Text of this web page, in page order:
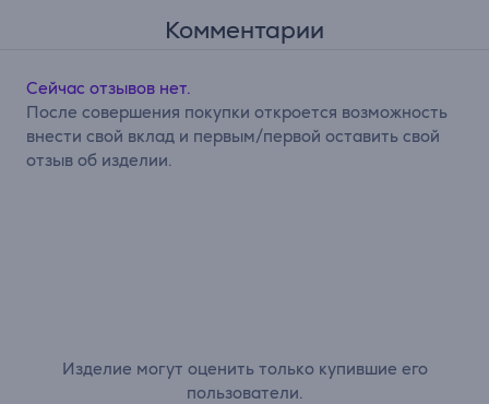
Комментарии
Изделие могут оценить только купившие его
пользователи.
Сейчас отзывов нет.
После совершения покупки откроется возможность
внести свой вклад и первым/первой оставить свой
отзыв об изделии.